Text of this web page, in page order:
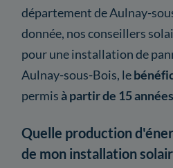
département de Aulnay-
donnée, nos conseillers
pour une installation de
Aulnay-sous-Bois, le
permisà partir de 15 années
Quelle production
de mon installation